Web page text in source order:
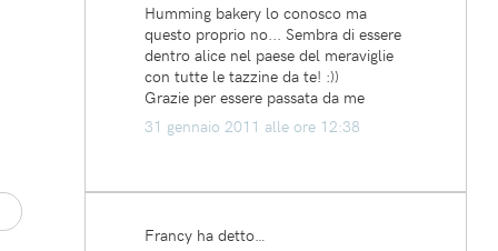
Humming bakery lo conosco ma
questo proprio no... Sembra di essere
dentro alice nel paese del meraviglie
con tutte le tazzine da te! :))
Grazie per essere passata da me
31 gennaio 2011 alle ore 12:38
Francy ha detto…